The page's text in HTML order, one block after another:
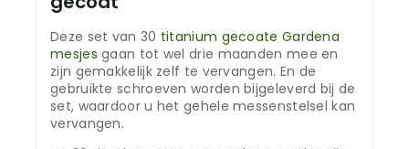
Deze set van 30 titanium gecoate Gardena
mesjes gaan tot wel drie maanden mee en
zijn gemakkelijk zelf te vervangen. En de
gebruikte schroeven worden bijgeleverd bij de
set, waardoor u het gehele messenstelsel kan
vervangen.